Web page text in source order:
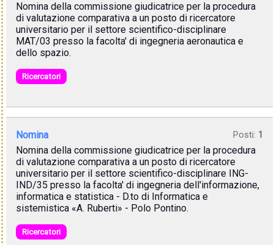
Nomina della commissione giudicatrice per la procedura
di valutazione comparativa a un posto di ricercatore
universitario per il settore scientifico-disciplinare
MAT/03 presso la facolta' di ingegneria aeronautica e
dello spazio.
Ricercatori
Nomina Posti: 1
Nomina della commissione giudicatrice per la procedura
di valutazione comparativa a un posto di ricercatore
universitario per il settore scientifico-disciplinare ING-
IND/35 presso la facolta' di ingegneria dell'informazione,
informatica e statistica - D.to di Informatica e
sistemistica «A. Ruberti» - Polo Pontino.
Ricercatori